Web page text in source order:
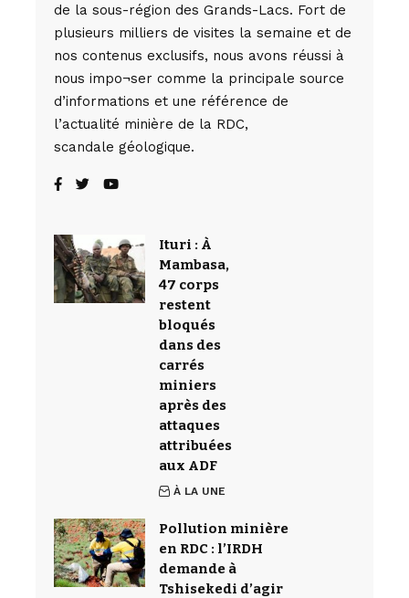
de la sous-région des Grands-Lacs. Fort de
plusieurs milliers de visites la semaine et de
nos contenus exclusifs, nous avons réussi à
nous impo¬ser comme la principale source
d’informations et une référence de
l’actualité minière de la RDC,
scandale géologique.
Ituri : À
Mambasa,
47 corps
restent
bloqués
dans des
carrés
miniers
après des
attaques
attribuées
aux ADF
À LA UNE
Pollution minière
en RDC : l’IRDH
demande à
Tshisekedi d’agir